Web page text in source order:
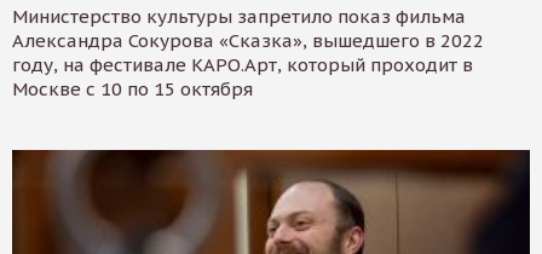
Министерство культуры запретило показ фильма
Александра Сокурова «Сказка», вышедшего в 2022
году, на фестивале КАРО.Арт, который проходит в
Москве с 10 по 15 октября